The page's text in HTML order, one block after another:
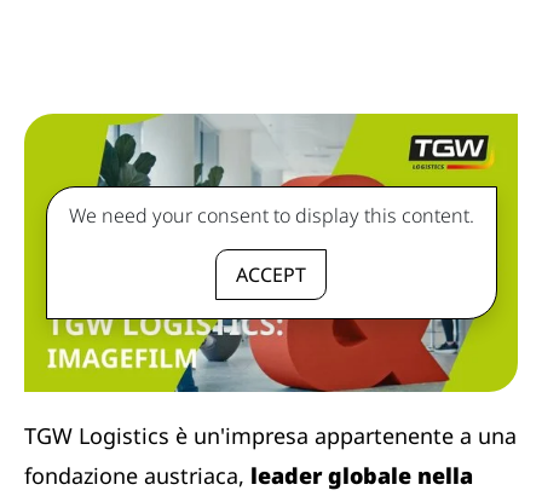
We need your consent to display this content.
ACCEPT
TGW Logistics è un'impresa appartenente a una
fondazione austriaca, leader globale nella